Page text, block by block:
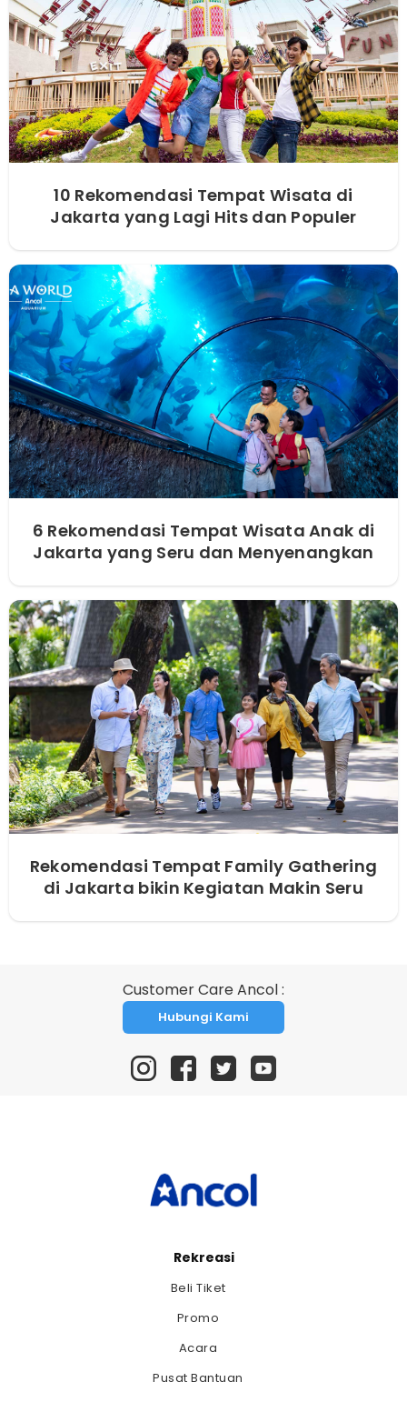
10 Rekomendasi Tempat Wisata di
Jakarta yang Lagi Hits dan Populer
6 Rekomendasi Tempat Wisata Anak di
Jakarta yang Seru dan Menyenangkan
Rekomendasi Tempat Family Gathering
di Jakarta bikin Kegiatan Makin Seru
Customer Care Ancol :
Hubungi Kami
Rekreasi
Beli Tiket
Promo
Acara
Pusat Bantuan